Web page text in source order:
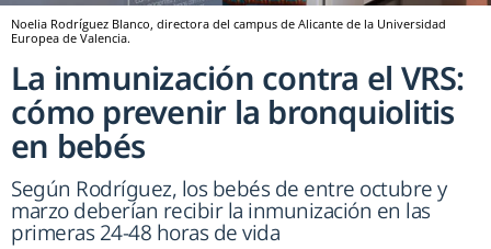
Noelia Rodríguez Blanco, directora del campus de Alicante de la Universidad
Europea de Valencia.
La inmunización contra el VRS:
cómo prevenir la bronquiolitis
en bebés
Según Rodríguez, los bebés de entre octubre y
marzo deberían recibir la inmunización en las
primeras 24-48 horas de vida